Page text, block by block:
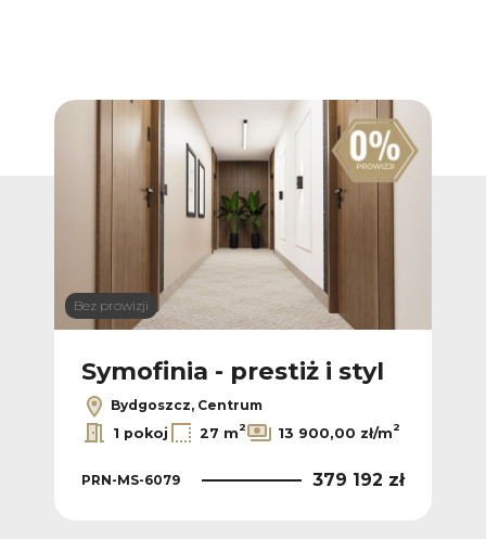
Bez prowizji
Symofinia - prestiż i styl
Bydgoszcz, Centrum
1 pokoj
27 m2 13 900,00 zł/m2
PRN-MS-6079 379 192 zł